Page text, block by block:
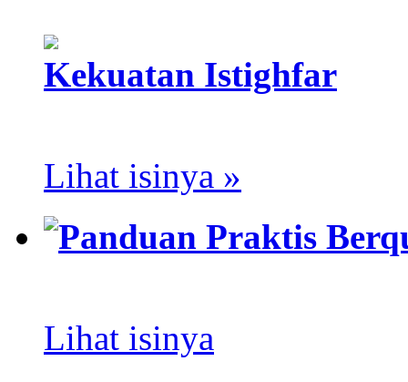
Kekuatan Istighfar
Lihat isinya »
Panduan Praktis
Lihat isinya